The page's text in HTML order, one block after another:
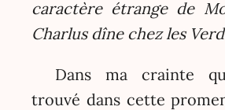
caractère étrange de
Charlus dîne chez les
Dans ma crainte
trouvé dans cette